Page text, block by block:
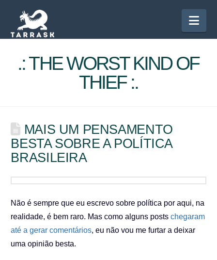
.: THE WORST KIND OF
THIEF :.
MAIS UM PENSAMENTO
BESTA SOBRE A POLÍTICA
BRASILEIRA
Não é sempre que eu escrevo sobre política por aqui, na
realidade, é bem raro. Mas como alguns posts chegaram
até a gerar comentários, eu não vou me furtar a deixar
uma opinião besta.